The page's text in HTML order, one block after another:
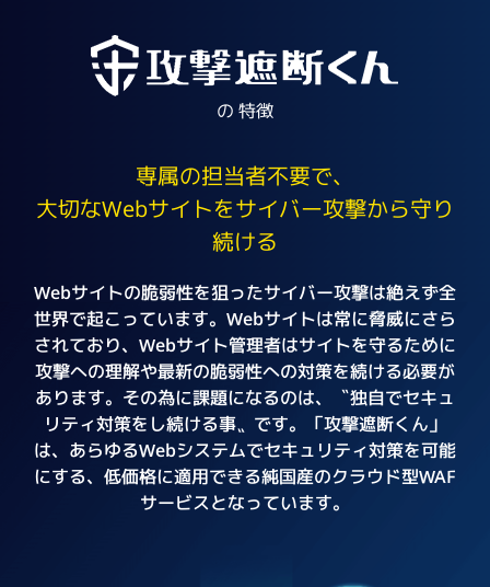
の 特徴
専属の担当者不要で、
大切なWebサイトをサイバー攻撃から守り
続ける
Webサイトの脆弱性を狙ったサイバー攻撃は絶えず全
世界で起こっています。 Webサイトは常に脅威にさら
されており、Webサイト管理者はサイトを守るために
攻撃への理解や最新の脆弱性への対策を続ける必要が
あります。 その為に課題になるのは、〝独自でセキュ
リティ対策をし続ける事〟です。
「攻撃遮断くん」
は、あらゆるWebシステムでセキュリティ対策を可能
にする、低価格に適用できる純国産のクラウド型WAF
サービスとなっています。